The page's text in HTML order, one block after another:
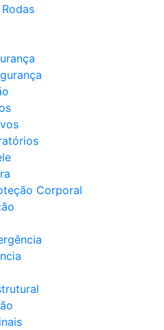
Corporal